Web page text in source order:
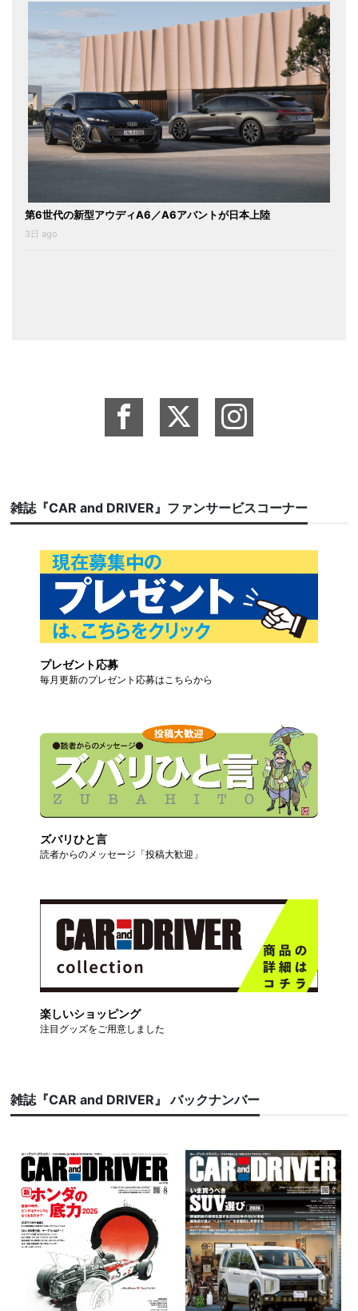
第6世代の新型アウディA6／A6アバントが日本上陸
3日 ago
雑誌『CAR and DRIVER』ファンサービスコーナー
プレゼント応募
毎月更新のプレゼント応募はこちらから
ズバリひと言
読者からのメッセージ「投稿大歓迎」
楽しいショッピング
注目グッズをご用意しました
雑誌『CAR and DRIVER』 バックナンバー